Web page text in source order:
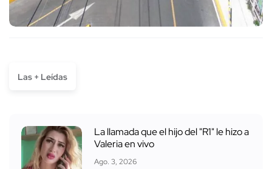
Las + Leídas
La llamada que el hijo del "R1" le hizo a
Valeria en vivo
Ago. 3, 2026